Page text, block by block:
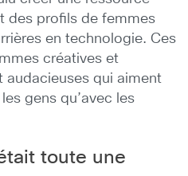
des profils de femmes
en technologie. Ces
créatives et
audacieuses qui aiment
gens qu’avec les
toute une